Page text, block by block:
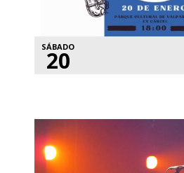
SÁBADO
20